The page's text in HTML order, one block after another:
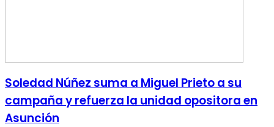
Soledad Núñez suma a Miguel Prieto a su
campaña y refuerza la unidad opositora en
Asunción